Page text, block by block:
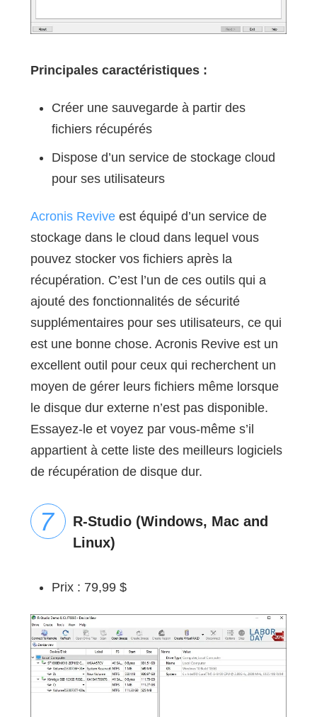
Principales caractéristiques :
Créer une sauvegarde à partir des
fichiers récupérés
Dispose d’un service de stockage cloud
pour ses utilisateurs
Acronis Reviveest équipé d’un service de
stockage dans le cloud dans lequel vous
pouvez stocker vos fichiers après la
récupération. C’est l’un de ces outils qui a
ajouté des fonctionnalités de sécurité
supplémentaires pour ses utilisateurs, ce qui
est une bonne chose. Acronis Revive est un
excellent outil pour ceux qui recherchent un
moyen de gérer leurs fichiers même lorsque
le disque dur externe n’est pas disponible.
Essayez-le et voyez par vous-même s’il
appartient à cette liste des meilleurs logiciels
de récupération de disque dur.
R-Studio (Windows, Mac and
Linux)
Prix : 79,99 $